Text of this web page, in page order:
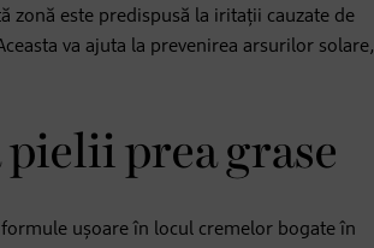
zonă este predispusă la iritații cauzate de
va ajuta la prevenirea arsurilor solare,
prea grase
ușoare în locul cremelor bogate în